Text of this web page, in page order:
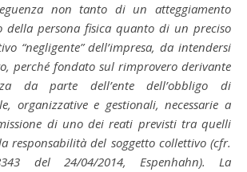
non tanto di un atteggiamento
della persona fisica quanto di un preciso
“negligente” dell’impresa, da intendersi
perché fondato sul rimprovero derivante
da parte dell’ente dell’obbligo di
organizzative e gestionali, necessarie a
di uno dei reati previsti tra quelli
responsabilità del soggetto collettivo (cfr.
del 24/04/2014, Espenhahn). La